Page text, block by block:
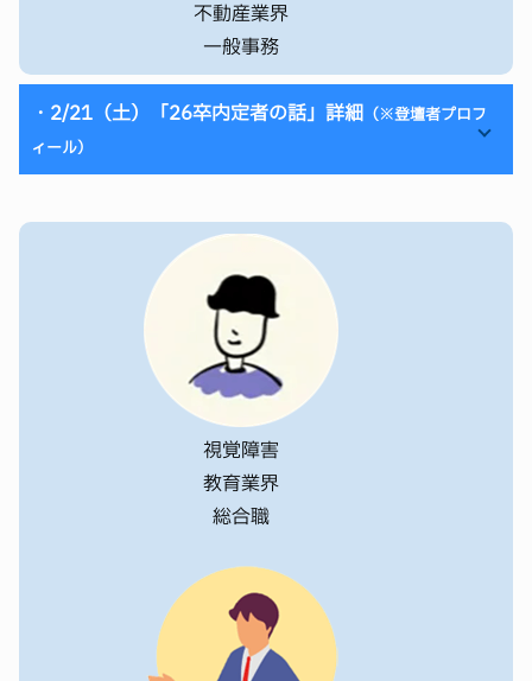
不動産業界
一般事務
・2/21（土）「26卒内定者の話」詳細 （※登壇者プロフ
ィール）
直近まで就活をしていた26卒の先輩から、就活の進め
方・苦労した点・やっておいた方が良いことなど気にな
ることをきいてみませんか？
内定先：建設業界 一般事務
障害名：音声言語障害
26卒のE.Hと申します！
エージェントの方や学校のキャリアセンターのサポートを受
けながら、障がい者枠での就活を進めました。
現在は建設会社に一般事務職として内定をいただいていま
視覚障害
教育業界
総合職